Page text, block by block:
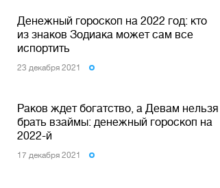
Денежный гороскоп на 2022 год: кто
из знаков Зодиака может сам все
испортить
23 декабря 2021
Раков ждет богатство, а Девам нельзя
брать взаймы: денежный гороскоп на
2022-й
17 декабря 2021